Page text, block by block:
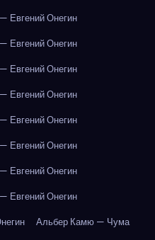
Евгений Онегин
Евгений Онегин
Евгений Онегин
Евгений Онегин
Евгений Онегин
Евгений Онегин
Евгений Онегин
Евгений Онегин
Альбер Камю — Чума